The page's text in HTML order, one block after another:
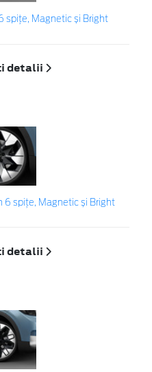
spițe, Magnetic și Bright
detalii
6 spițe, Magnetic și Bright
detalii